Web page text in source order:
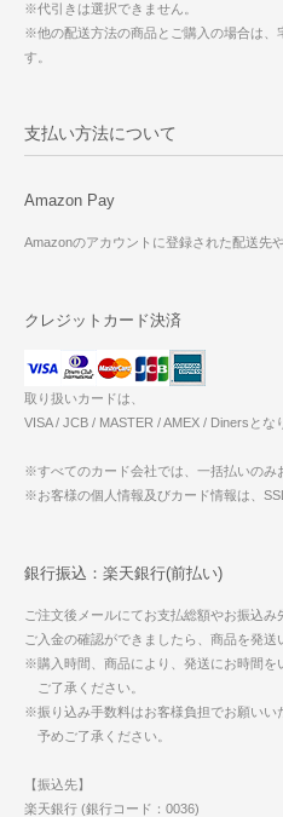
※代引きは選択できません。
※他の配送方法の商品とご購入の場合は、
す。
支払い方法について
Amazon Pay
Amazonのアカウントに登録された配送先
クレジットカード決済
取り扱いカードは、
VISA / JCB / MASTER / AMEX / Dinersとな
※すべてのカード会社では、一括払いのみ
※お客様の個人情報及びカード情報は、
銀行振込：楽天銀行(前払い)
ご注文後メールにてお支払総額やお振込み
ご入金の確認ができましたら、商品を発送
※購入時間、商品により、発送にお時間を
ご了承ください。
※振り込み手数料はお客様負担でお願いい
予めご了承ください。
【振込先】
楽天銀行 (銀行コード：0036)